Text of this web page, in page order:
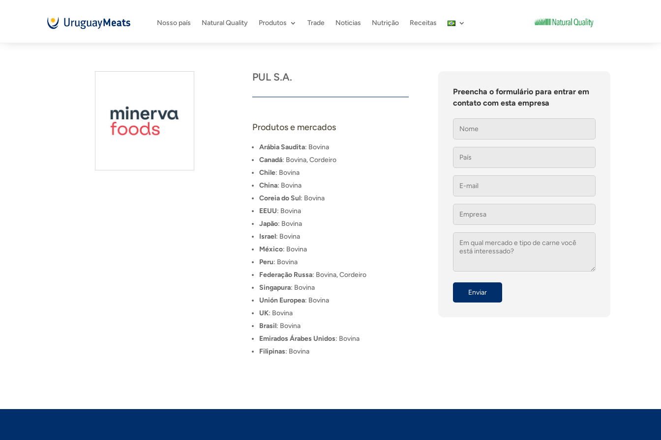
Nosso país Natural Quality Produtos Trade Noticias Nutrição Receitas
PUL S.A.
Produtos e mercados
Arábia Saudita: Bovina
Canadá: Bovina, Cordeiro
Chile: Bovina
China: Bovina
Coreia do Sul: Bovina
EEUU: Bovina
Japão: Bovina
Israel: Bovina
México: Bovina
Peru: Bovina
Federação Russa: Bovina, Cordeiro
Singapura: Bovina
Unión Europea: Bovina
UK: Bovina
Brasil: Bovina
Emirados Árabes Unidos: Bovina
Filipinas: Bovina
Preencha o formulário para entrar em
contato com esta empresa